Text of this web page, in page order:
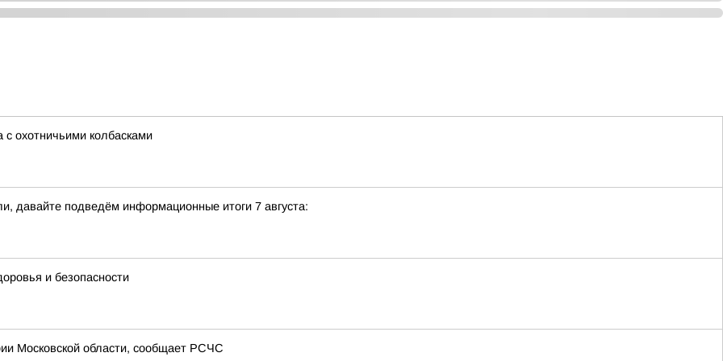
охотничьими колбасками
давайте подведём информационные итоги 7 августа:
и безопасности
Московской области, сообщает РСЧС